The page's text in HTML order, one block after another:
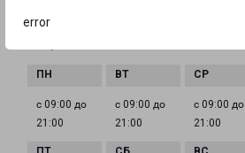
error
с 09:00 до
21:00
с 09:00 до
21:00
с 09:00 до
21:00